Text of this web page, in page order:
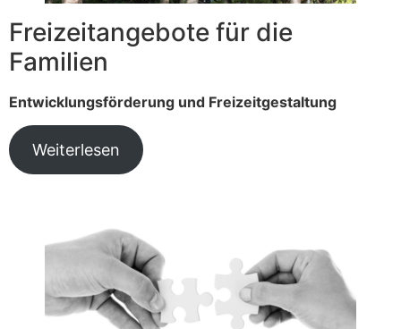
Freizeitangebote für die
Familien
Entwicklungsförderung und Freizeitgestaltung
Weiterlesen